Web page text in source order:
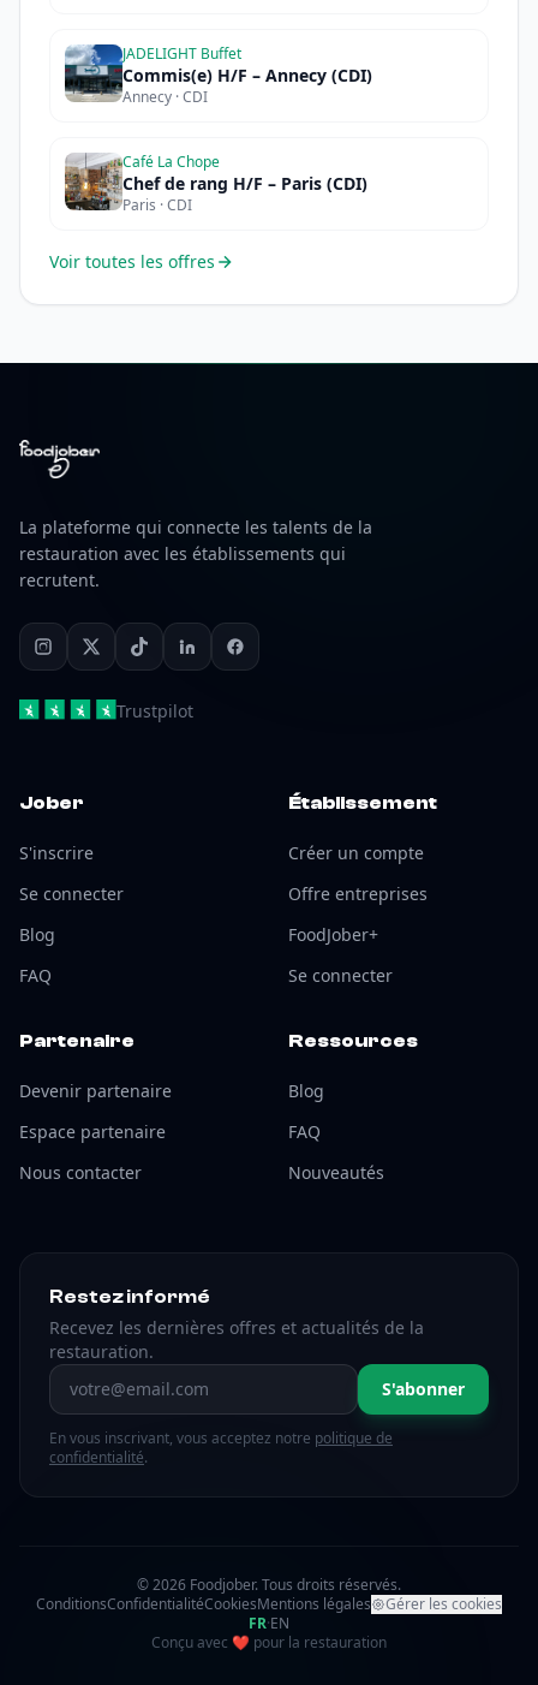
JADELIGHT Buffet
Commis(e) H/F – Annecy (CDI)
Annecy · CDI
Café La Chope
Chef de rang H/F – Paris (CDI)
Paris · CDI
Voir toutes les offres
La plateforme qui connecte les talents de la
restauration avec les établissements qui
recrutent.
Trustpilot
Jober
S'inscrire
Se connecter
Blog
FAQ
Établissement
Créer un compte
Offre entreprises
FoodJober+
Se connecter
Partenaire
Devenir partenaire
Espace partenaire
Nous contacter
Ressources
Blog
FAQ
Nouveautés
Restez informé
Recevez les dernières offres et actualités de la
restauration.
Adresse email S'abonner
En vous inscrivant, vous acceptez notre politique de
confidentialité.
© 2026 Foodjober. Tous droits réservés.
ConditionsConfidentialitéCookiesMentions légales
Gérer les cookies
FR·EN
Conçu avec ❤ amour
pour la restauration